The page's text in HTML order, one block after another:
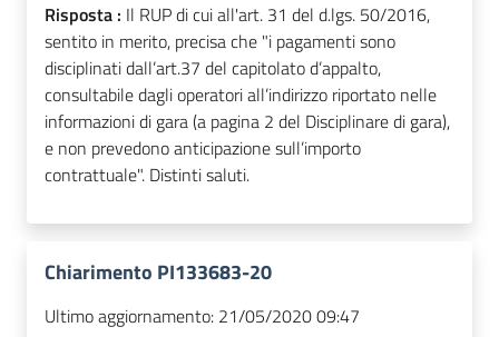
Risposta : Il RUP di cui all'art. 31 del d.lgs. 50/2016,
sentito in merito, precisa che "i pagamenti sono
disciplinati dall’art.37 del capitolato d’appalto,
consultabile dagli operatori all’indirizzo riportato nelle
informazioni di gara (a pagina 2 del Disciplinare di gara),
e non prevedono anticipazione sull’importo
contrattuale". Distinti saluti.
Chiarimento PI133683-20
Ultimo aggiornamento: 21/05/2020 09:47